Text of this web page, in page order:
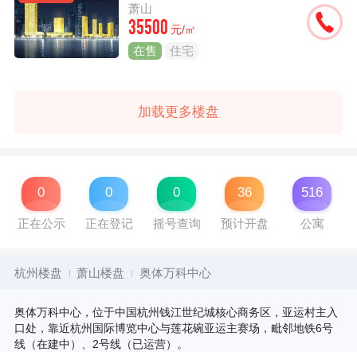
萧山
35500 元/㎡
在售 住宅
加载更多楼盘
0
正在公示
0
正在登记
0
摇号查询
36
预计开盘
516
公寓
杭州楼盘 萧山楼盘 奥体万科中心
奥体万科中心，位于中国杭州钱江世纪城核心商务区，亚运村主入
口处，靠近杭州国际博览中心与莲花碗亚运主赛场，毗邻地铁6号
线（在建中）、2号线（已运营）。